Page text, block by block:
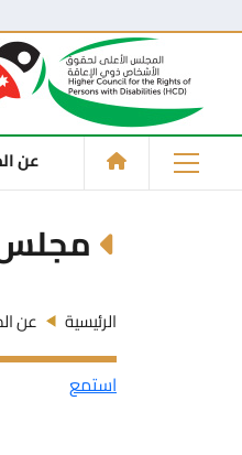
عن
مجلس
الرئيسية عن
استمع